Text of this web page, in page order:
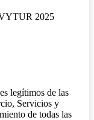
2025
legítimos de las
Servicios y
de todas las